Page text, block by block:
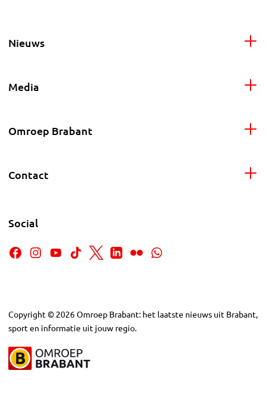
Nieuws
Media
Omroep Brabant
Contact
Social
Copyright © 2026Omroep Brabant: het laatste nieuws uit Brabant,
sport en informatie uit jouw regio.